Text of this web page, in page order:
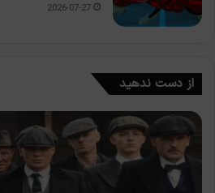
2026-07-27
از دست ندهید